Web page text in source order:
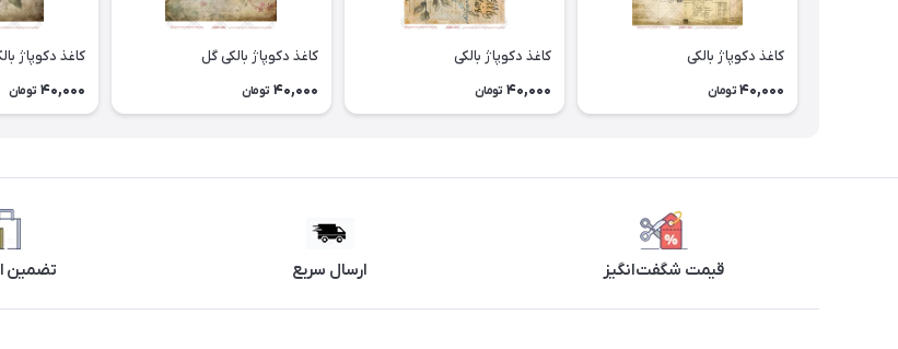
کاغذ دکوپاژ بالکی
40,000 تومان
کاغذ دکوپاژ بالکی
40,000 تومان
کاغذ دکوپاژ بالکی گل
40,000 تومان
کاغذ دکوپاژ
40,000 تومان
قیمت شگفت‌انگیز ارسال سریع تضمین